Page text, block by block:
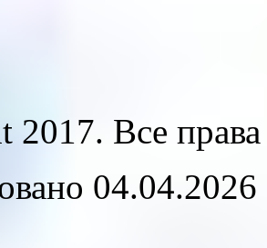
2017. Все
04.04.2026